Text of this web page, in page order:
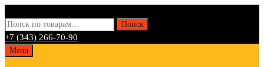
Искать: Поиск
+7 (343) 266-70-90
Skip
Menu